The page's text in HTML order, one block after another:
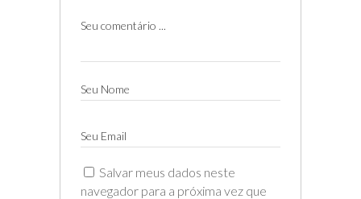
Seu comentário ...
Seu Nome
Seu Email
Salvar meus dados neste
navegador para a próxima vez que